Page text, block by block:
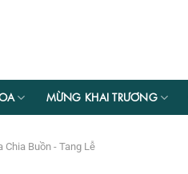
MỪNG KHAI TRƯƠNG
Chia Buồn - Tang Lễ